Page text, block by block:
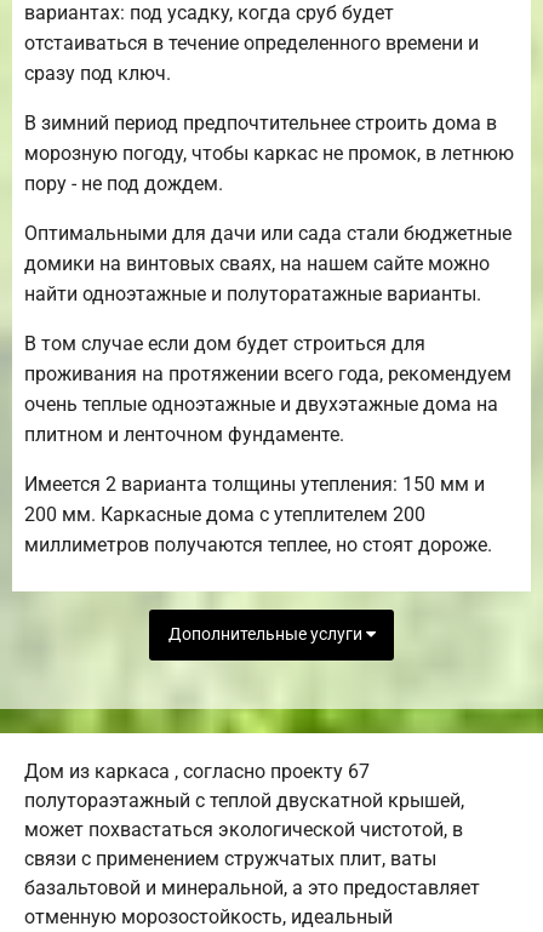
вариантах: под усадку, когда сруб будет
отстаиваться в течение определенного времени и
сразу под ключ.
В зимний период предпочтительнее строить дома в
морозную погоду, чтобы каркас не промок, в летнюю
пору - не под дождем.
Оптимальными для дачи или сада стали бюджетные
домики на винтовых сваях, на нашем сайте можно
найти одноэтажные и полуторатажные варианты.
В том случае если дом будет строиться для
проживания на протяжении всего года, рекомендуем
очень теплые одноэтажные и двухэтажные дома на
плитном и ленточном фундаменте.
Имеется 2 варианта толщины утепления: 150 мм и
200 мм. Каркасные дома с утеплителем 200
миллиметров получаются теплее, но стоят дороже.
Дополнительные услуги
Дом из каркаса , согласно проекту 67
полутораэтажный с теплой двускатной крышей,
может похвастаться экологической чистотой, в
связи с применением стружчатых плит, ваты
базальтовой и минеральной, а это предоставляет
отменную морозостойкость, идеальный